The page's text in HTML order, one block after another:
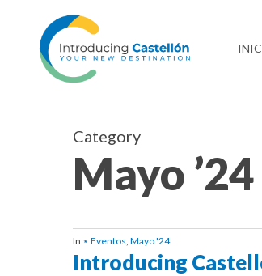
Category
Mayo ’24
In ⋆ Eventos, Mayo '24
Introducing